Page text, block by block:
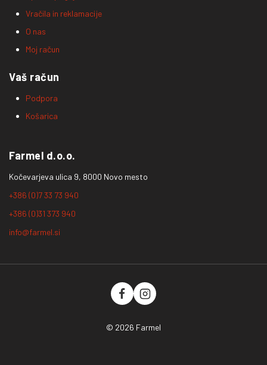
Vračila in reklamacije
O nas
Moj račun
Vaš račun
Podpora
Košarica
Farmel d.o.o.
Kočevarjeva ulica 9, 8000 Novo mesto
+386 (0)7 33 73 940
+386 (0)31 373 940
info@farmel.si
© 2026 Farmel